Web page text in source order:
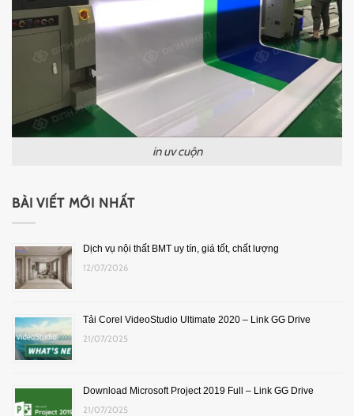
in uv cuộn
BÀI VIẾT MỚI NHẤT
Dịch vụ nội thất BMT uy tín, giá tốt, chất lượng
12/07/2026
Tải Corel VideoStudio Ultimate 2020 – Link GG Drive
21/07/2025
Download Microsoft Project 2019 Full – Link GG Drive
21/07/2025